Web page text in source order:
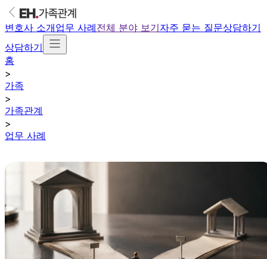
변호사 소개업무 사례전체 분야 보기자주 묻는 질문상담하기
상담하기
홈
>
가족
>
가족관계
>
업무 사례